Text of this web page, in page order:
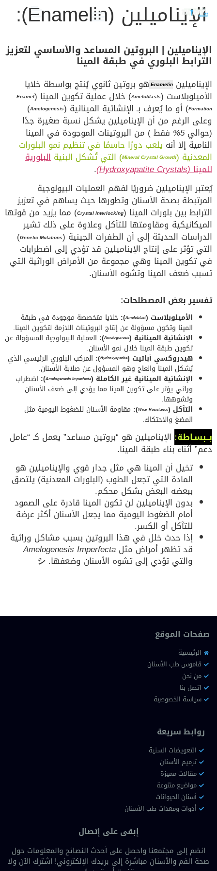
الإيناميلين (Enamelin):
الإيناميلين | البروتين المساعد والأساسي لتعزيز
الترابط البلوري في طبقة المينا
الإيناميلين Enamelin هو بروتين ثانوي يُنتج بواسطة خلايا
الأميلوبلاست (Ameloblasts) خلال عملية تكوين المينا (Enamel
Formation) أو ما يُعرف بـ الإنشائية المينائية (Amelogenesis
)
وعلى الرغم من أن الإيناميلين يشكل نسبة صغيرة جدًا
(حوالي5% فقط) من البروتينات الموجودة في المينا
النامية إلا أنه يلعب دورًا حاسمًا في تنظيم نمو البلورات
المعدنية (Mineral Crystal Growth) التي تُشكل البنية البلورية
للمينا(Hydroxyapatite Crystals)
.
يُعتبر الإيناميلين ضروريًا لفهم العمليات البيولوجية
المرتبطة بصحة الأسنان وتطورها حيث يساهم في تعزيز
الترابط بين بلورات المينا (Crystal Interlocking) مما يزيد من قوتها
الميكانيكية ومقاومتها للتآكل وعلاوة على ذلك تشير
الدراسات الحديثة إلى أن الطفرات الجينية (Genetic Mutations
)
التي تؤثر على إنتاج الإيناميلين قد تؤدي إلى اضطرابات
في تكوين المينا وهي مجموعة من الأمراض الوراثية التي
تسبب ضعف المينا وتشوه الأسنان.
تفسير بعض المصطلحات:
الأميلوبلاست (Ameloblast
): خلايا متخصصة موجودة في طبقة
المينا وتكون مسؤولة عن إنتاج البروتينات اللازمة لتكوين المينا.
الإنشائية المينائية (Amelogenesis
): العملية البيولوجية المسؤولة عن
تكوين طبقة المينا خلال نمو الأسنان.
هيدروكسي أباتيت (Hydroxyapatite
): المركب البلوري الرئيسي الذي
يُشكل المينا والعاج وهو المسؤول عن صلابة الأسنان.
الإنشائية المينائية غير الكاملة (Amelogenesis Imperfecta
): اضطراب
وراثي يؤثر على تكوين المينا مما يؤدي إلى ضعف الأسنان
وتشوهها.
التآكل (Wear Resistance
): مقاومة الأسنان للضغوط اليومية مثل
المضغ والاحتكاك.
بــبسـاطة: الإيناميلين هو “بروتين مساعد” يعمل كـ “عامل
دعم” أثناء بناء طبقة المينا.
تخيل أن المينا هي مثل جدار قوي والإيناميلين هو
المادة التي تجعل الطوب (البلورات المعدنية) يلتصق
ببعضه البعض بشكل محكم.
بدون الإيناميلين لن تكون المينا قادرة على الصمود
أمام الضغوط اليومية مما يجعل الأسنان أكثر عرضة
للتآكل أو الكسر.
إذا حدث خلل في هذا البروتين بسبب مشاكل وراثية
قد تظهر أمراض مثل Amelogenesis Imperfecta
والتي تؤدي إلى تشوه الأسنان وضعفها. シ
صفحات الموقع
الرئيسية
قاموس طب الأسنان
من نحن
اتصل بنا
سياسة الخصوصية
روابط سريعة
التعويضات السنية
ترميم الأسنان
مقالات مميزة
مواضيع متنوعة
أسنان الحيوانات
أدوات ومعدات طب الأسنان
إبقى على إتصال
انضم إلى مجتمعنا واحصل على أحدث النصائح والمعلومات حول
صحة الفم والأسنان مباشرة إلى بريدك الإلكتروني! اشترك الآن ولا